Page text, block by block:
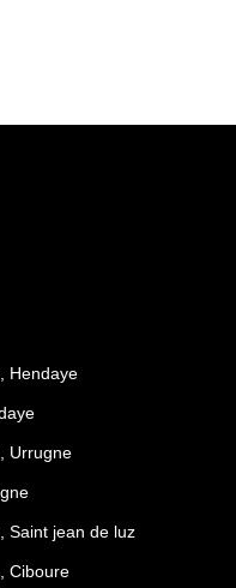
Hendaye
Urrugne
Saint jean de luz
Ciboure